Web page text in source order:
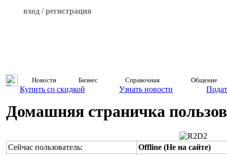
вход / регистрация
Новости Бизнес Справочная Общение
Купить со скидкой Узнать новости
Домашняя страничка
Сейчас пользователь:
Offline (Не на сайте)